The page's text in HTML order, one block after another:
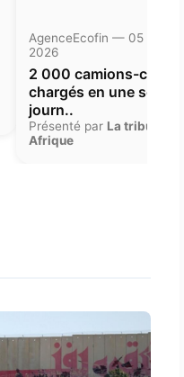
AgenceEcofin — 05
2026
2 000 camions-
chargés en une seule
journ..
Présenté par La tribune
Afrique